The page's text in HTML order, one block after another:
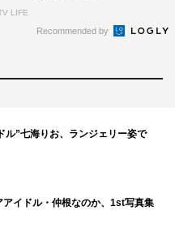
違う兼近さんの一面がた
とキツめな話し方をする
だけなのかなと思ってい
LIFE
Recommended by
ル”七海りお、ランジェリー姿で
アイドル・仲根なのか、1st写真集